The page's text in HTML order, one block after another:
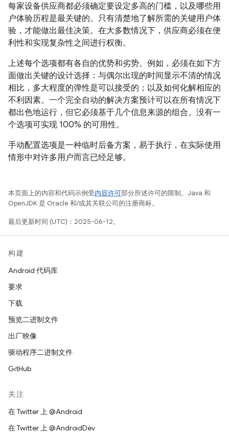
每家设备供应商都必须确定要设定多高的门槛，以及哪些用
户体验历程是最关键的。只有清楚地了解所需的关键用户体
验，才能做出最佳决策。在大多数情况下，供应商必须在便
利性和实现复杂性之间进行权衡。
上述每个选项都有各自的优势和劣势。例如，必须在如下方
面做出关键的设计选择：与偶尔出现的时间显示不清的情况
相比，多大程度的弹性是可以接受的；以及如何化解相应的
不利因素。一个完全自动的解决方案预计可以在所有情况下
都出色地运行，但它必须基于几个信息来源的组合。没有一
个选项可实现 100% 的可用性。
手动配置选项是一种临时后备方案，易于执行，在实际使用
情形中对许多用户而言已经足够。
本页面上的内容和代码示例受内容许可部分所述许可的限制。Java 和
OpenJDK 是 Oracle 和/或其关联公司的注册商标。
最后更新时间 (UTC)：2025-06-12。
构建
Android 代码库
要求
下载
预览二进制文件
出厂映像
驱动程序二进制文件
GitHub
关注
在 Twitter 上 @Android
在 Twitter 上 @AndroidDev